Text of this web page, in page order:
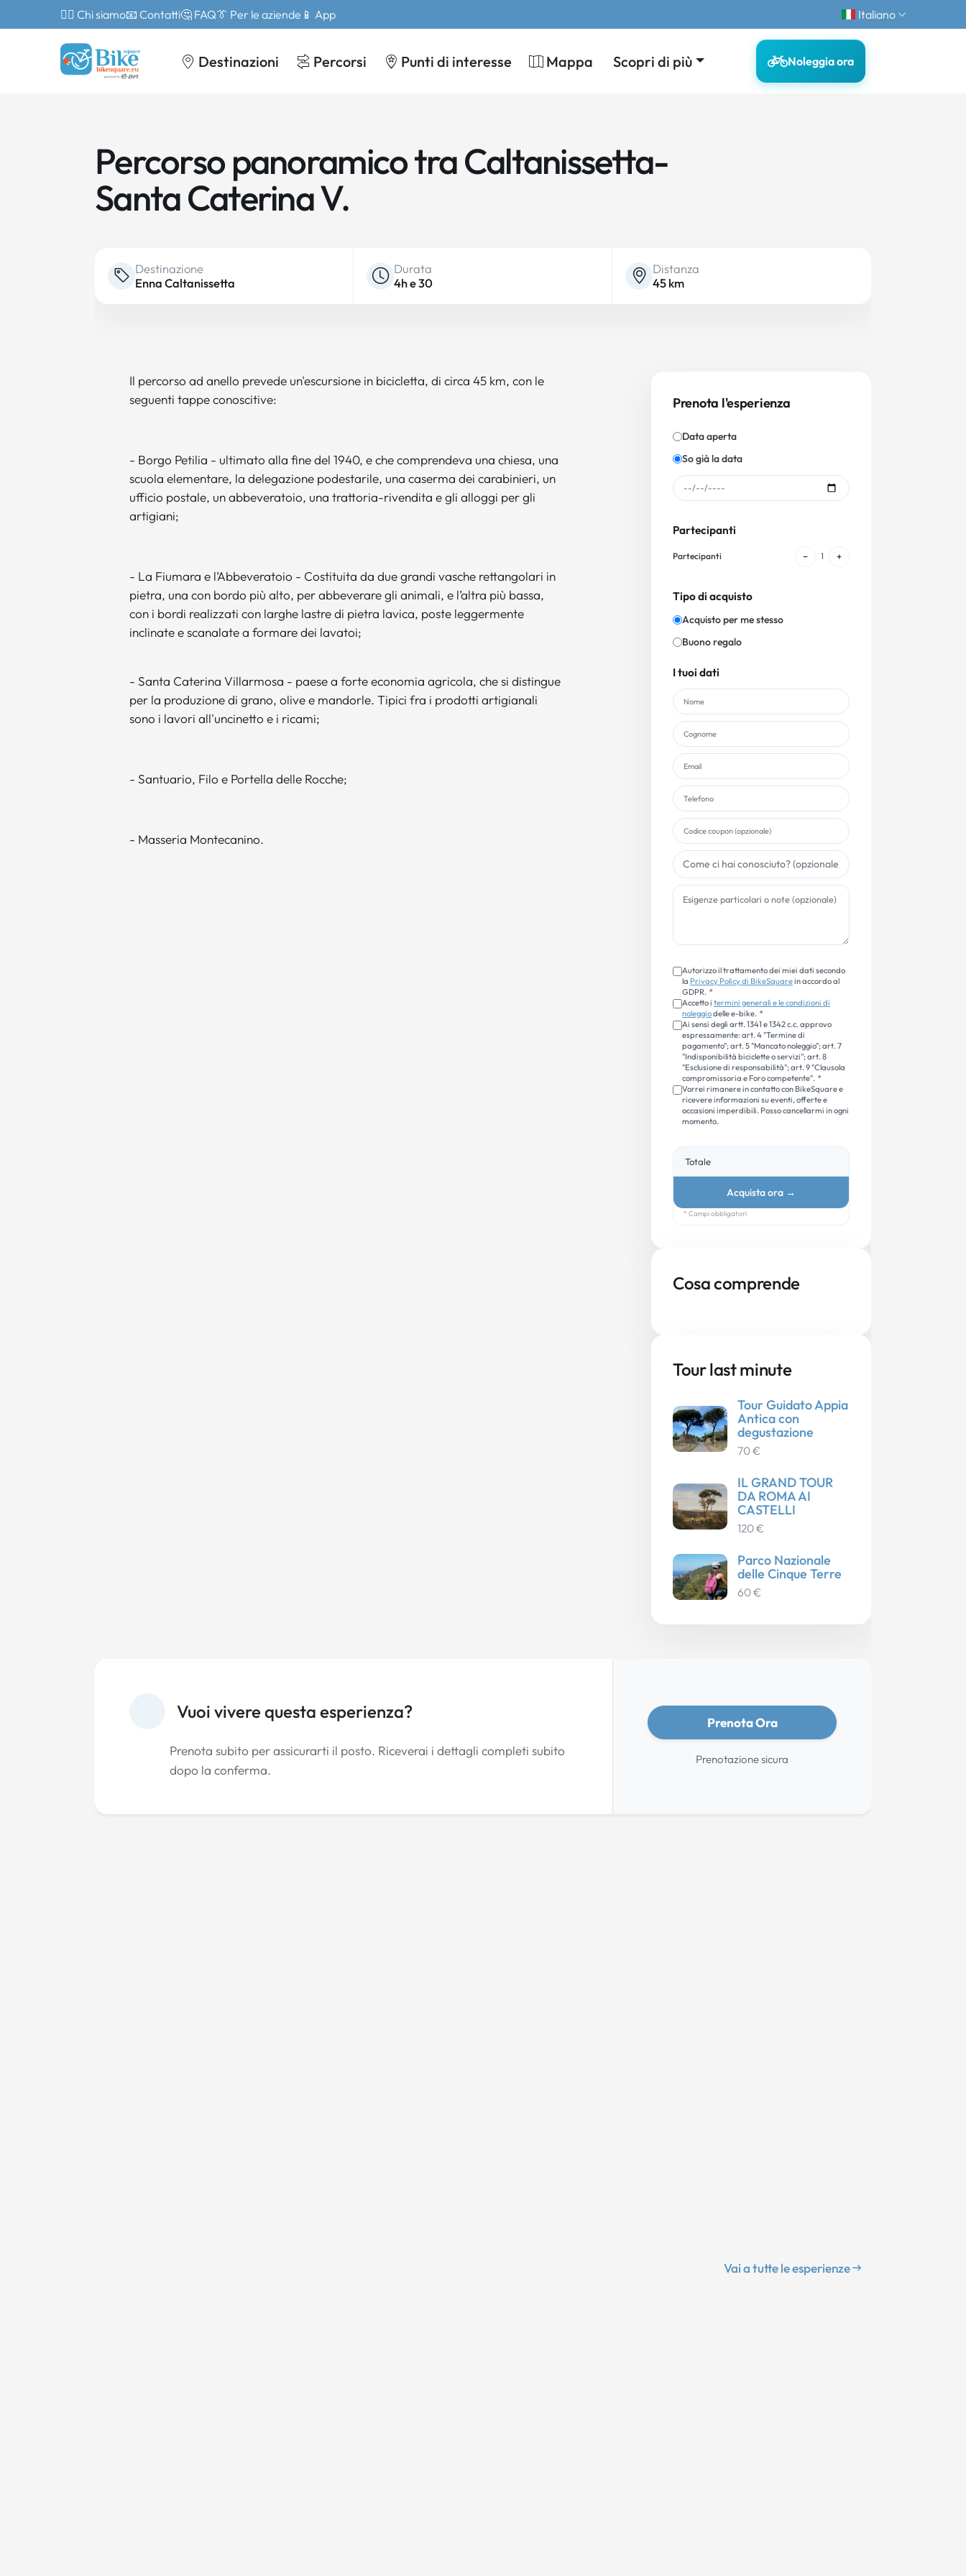
🙎‍♂️ Chi siamo📧 Contatti🤔 FAQ👔 Per le aziende 📱 App Italiano
Destinazioni Percorsi Punti di interesse Mappa Scopri di più Noleggia ora
Percorso panoramico tra Caltanissetta-
Santa Caterina V.
Destinazione
Enna Caltanissetta
Durata
4h e 30
Distanza
45 km
Il percorso ad anello prevede un'escursione in bicicletta, di circa 45 km, con le
seguenti tappe conoscitive:
- Borgo Petilia - ultimato alla fine del 1940, e che comprendeva una chiesa, una
scuola elementare, la delegazione podestarile, una caserma dei carabinieri, un
ufficio postale, un abbeveratoio, una trattoria-rivendita e gli alloggi per gli
artigiani;
- La Fiumara e l’Abbeveratoio - Costituita da due grandi vasche rettangolari in
pietra, una con bordo più alto, per abbeverare gli animali, e l’altra più bassa,
con i bordi realizzati con larghe lastre di pietra lavica, poste leggermente
inclinate e scanalate a formare dei lavatoi;
- Santa Caterina Villarmosa - paese a forte economia agricola, che si distingue
per la produzione di grano, olive e mandorle. Tipici fra i prodotti artigianali
sono i lavori all'uncinetto e i ricami;
- Santuario, Filo e Portella delle Rocche;
- Masseria Montecanino.
Prenota l'esperienza
Data aperta
So già la data
Partecipanti
Partecipanti − 1 +
Tipo di acquisto
Acquisto per me stesso
Buono regalo
I tuoi dati
Autorizzo il trattamento dei miei dati secondo
la Privacy Policy di BikeSquarein accordo al
GDPR. *
Accetto i termini generali e le condizioni di
noleggiodelle e-bike. *
Ai sensi degli artt. 1341 e 1342 c.c. approvo
espressamente: art. 4 "Termine di
pagamento"; art. 5 "Mancato noleggio"; art. 7
"Indisponibilità biciclette o servizi"; art. 8
"Esclusione di responsabilità"; art. 9 "Clausola
compromissoria e Foro competente". *
Vorrei rimanere in contatto con BikeSquare e
ricevere informazioni su eventi, offerte e
occasioni imperdibili. Posso cancellarmi in ogni
momento.
Totale
Acquista ora →
* Campi obbligatori
Cosa comprende
Tour last minute
Tour Guidato Appia
Antica con
degustazione
70 €
IL GRAND TOUR
DA ROMA AI
CASTELLI
120 €
Parco Nazionale
delle Cinque Terre
60 €
Vuoi vivere questa esperienza?
Prenota subito per assicurarti il posto. Riceverai i dettagli completi subito
dopo la conferma.
Prenota Ora
Prenotazione sicura
Vai a tutte le esperienze